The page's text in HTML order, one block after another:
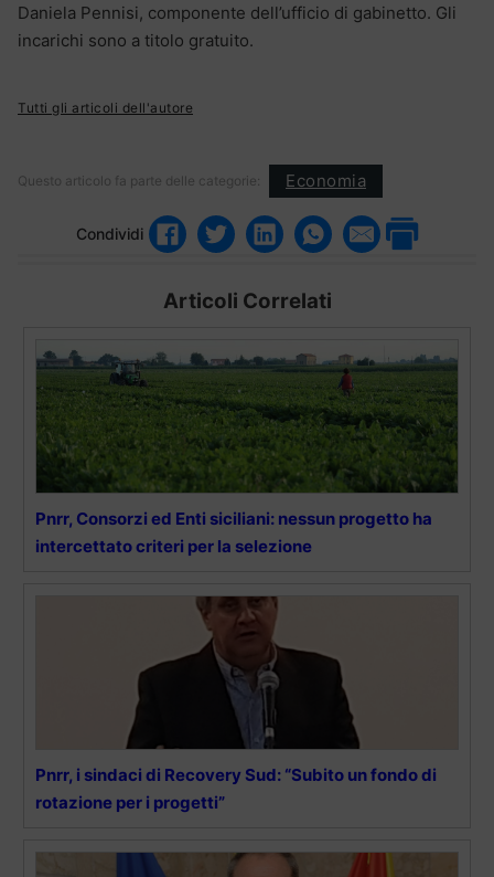
Daniela Pennisi, componente dell’ufficio di gabinetto. Gli
incarichi sono a titolo gratuito.
Tutti gli articoli dell'autore
Questo articolo fa parte delle categorie: Economia
Condividi
Articoli Correlati
Pnrr, Consorzi ed Enti siciliani: nessun progetto ha
intercettato criteri per la selezione
Pnrr, i sindaci di Recovery Sud: “Subito un fondo di
rotazione per i progetti”